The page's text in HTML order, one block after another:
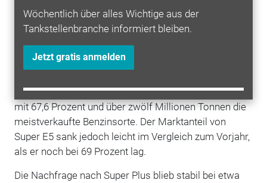
Wöchentlich über alles Wichtige aus der
Tankstellenbranche informiert bleiben.
Jetzt gratis anmelden
erhöhte sich um 2,6 Prozent, was insgesamt knapp 1,3
Millionen Tonnen ausmacht.
Der Anteil von Super E10 am gesamten Benzinabsatz
wuchs um 1,5 Prozentpunkte und erreichte 27,4
Millionen Tonnen. Im Gegensatz dazu blieb Super E5
mit 67,6 Prozent und über zwölf Millionen Tonnen die
meistverkaufte Benzinsorte. Der Marktanteil von
Super E5 sank jedoch leicht im Vergleich zum Vorjahr,
als er noch bei 69 Prozent lag.
Die Nachfrage nach Super Plus blieb stabil bei etwa